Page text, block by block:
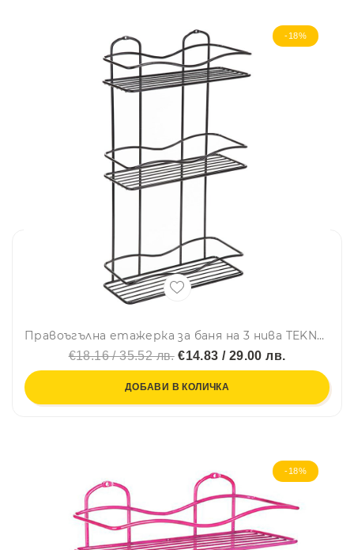
-18%
Правоъгълна етажерка за баня на 3 нива TEKNO TEL BK 013, 30х12х54 см, Закрепване с дюбел, Черен
€18.16 / 35.52 лв.€14.83 / 29.00 лв.
ДОБАВИ В КОЛИЧКА
-18%